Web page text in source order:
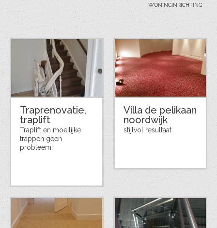
WONINGINRICHTING
Traprenovatie,
traplift
Traplift en moeilijke
trappen geen
probleem!
Villa de pelikaan
noordwijk
stijlvol resultaat